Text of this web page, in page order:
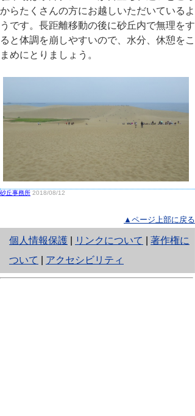
からたくさんの方にお越しいただいているよ
うです。長距離移動の後に砂丘内で無理をす
ると体調を崩しやすいので、水分、休憩をこ
まめにとりましょう。
砂丘事務所 2018/08/12
▲ページ上部に戻る
個人情報保護
と
り
ネ
リンクについて
著作権に
ついて
アクセシビリティ